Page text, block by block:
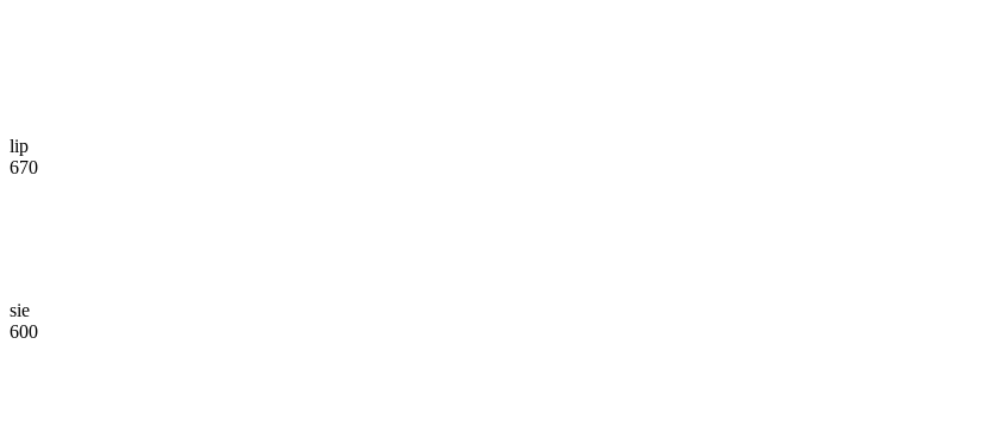
lip
670
sie
600